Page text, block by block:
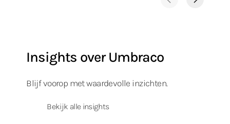
Insights over Umbraco
Blijf voorop met waardevolle inzichten.
Bekijk alle insights